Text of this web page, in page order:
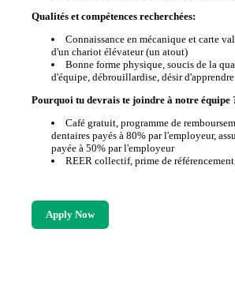
Qualités et compétences recherchées:
Connaissance en mécanique et carte
d'un chariot élévateur (un atout)
Bonne forme physique, soucis de la
d'équipe, débrouillardise, désir d'apprendre
Pourquoi tu devrais te joindre à notre équipe
Café gratuit, programme de
dentaires payés à 80% par l'employeur,
payée à 50% par l'employeur
REER collectif, prime de
Apply Now